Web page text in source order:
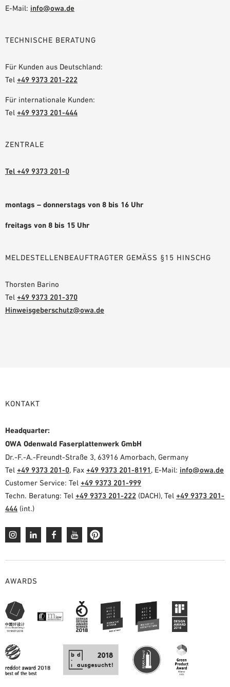
E-Mail: info@owa.de
TECHNISCHE BERATUNG
Für Kunden aus Deutschland:
Tel +49 9373 201-222
Für internationale Kunden:
Tel +49 9373 201-444
ZENTRALE
Tel +49 9373 201-0
montags – donnerstags von 8 bis 16 Uhr
freitags von 8 bis 15 Uhr
MELDESTELLENBEAUFTRAGTER GEMÄSS §15 HINSCHG
Thorsten Barino
Tel +49 9373 201-370
Hinweisgeberschutz@owa.de
KONTAKT
Headquarter:
OWA Odenwald Faserplattenwerk GmbH
Dr.-F.-A.-Freundt-Straße 3, 63916 Amorbach, Germany
Tel +49 9373 201-0, Fax +49 9373 201-8191, E-Mail: info@owa.de
Customer Service: Tel +49 9373 201-999
Techn. Beratung: Tel +49 9373 201-222 (DACH), Tel +49 9373 201-
444 (int.)
AWARDS